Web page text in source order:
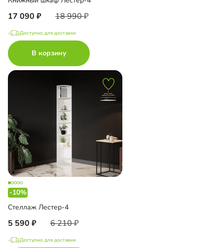
17 090 18 990
Доступно для доставки
В корзину
-10%
Стеллаж Лестер-4
5 590 6 210
Доступно для доставки